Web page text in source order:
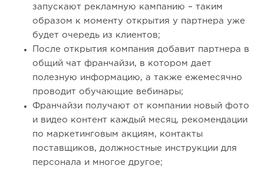
запускают рекламную кампанию – таким
образом к моменту открытия у партнера уже
будет очередь из клиентов;
После открытия компания добавит партнера в
общий чат франчайзи, в котором дает
полезную информацию, а также ежемесячно
проводит обучающие вебинары;
Франчайзи получают от компании новый фото
и видео контент каждый месяц, рекомендации
по маркетинговым акциям, контакты
поставщиков, должностные инструкции для
персонала и многое другое;